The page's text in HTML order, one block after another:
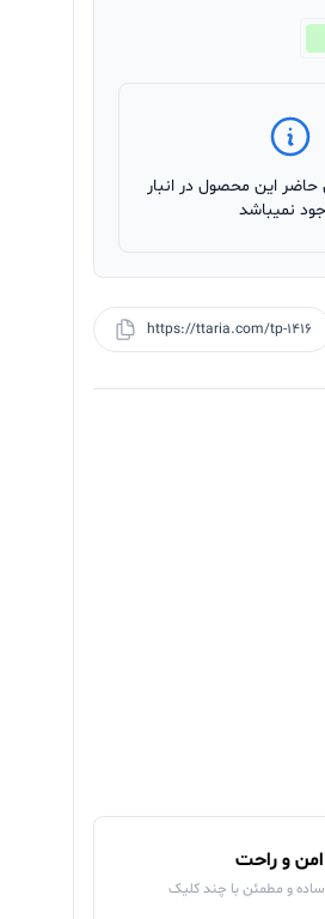
حاضر این محصول در انبار
نمیباشد
https://ttaria.com/tp-1416
و راحت
و مطمئن با چند کلیک